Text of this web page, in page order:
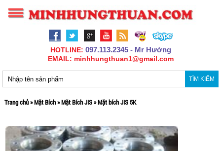
HOTLINE: 097.113.2345 - Mr Hưởng
EMAIL: minhhungthuan1@gmail.com
TÌM KIẾM
Trang chủ»Mặt Bích»Mặt Bích JIS»Mặt bích JIS 5K